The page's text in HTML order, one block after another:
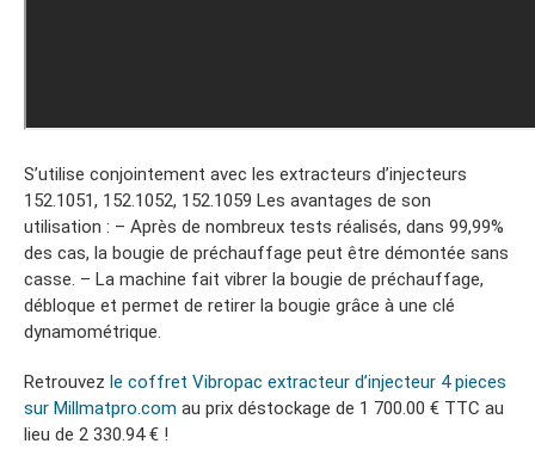
S’utilise conjointement avec les extracteurs d’injecteurs
152.1051, 152.1052, 152.1059 Les avantages de son
utilisation : – Après de nombreux tests réalisés, dans 99,99%
des cas, la bougie de préchauffage peut être démontée sans
casse. – La machine fait vibrer la bougie de préchauffage,
débloque et permet de retirer la bougie grâce à une clé
dynamométrique.
Retrouvez le coffret Vibropac extracteur d’injecteur 4 pieces
sur Millmatpro.com au prix déstockage de 1 700.00 € TTC au
lieu de 2 330.94 € !